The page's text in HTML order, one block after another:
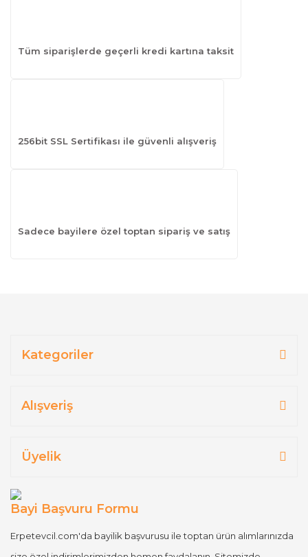
Tüm siparişlerde geçerli kredi kartına taksit
256bit SSL Sertifikası ile güvenli alışveriş
Sadece bayilere özel toptan sipariş ve satış
Kategoriler
Alışveriş
Üyelik
Bayi Başvuru Formu
Erpetevcil.com'da bayilik başvurusu ile toptan ürün alımlarınızda